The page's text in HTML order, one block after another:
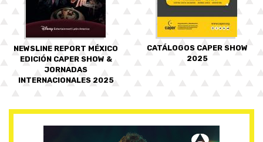
NEWSLINE REPORT MÉXICO
EDICIÓN CAPER SHOW &
JORNADAS
INTERNACIONALES 2025
CATÁLOGOS CAPER SHOW
2025